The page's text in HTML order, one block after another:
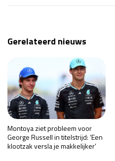
Gerelateerd nieuws
Montoya ziet probleem voor
George Russell in titelstrijd: ‘Een
klootzak versla je makkelijker’